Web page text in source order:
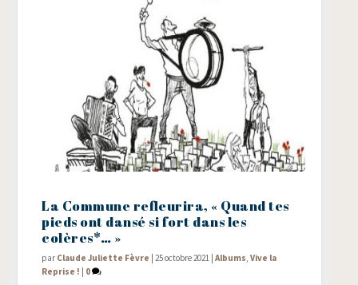
La Commune refleurira, « Quand tes
pieds ont dansé si fort dans les
colères*… »
par Claude Juliette Fèvre |25 octobre 2021 |Albums,Vive la
Reprise !
0